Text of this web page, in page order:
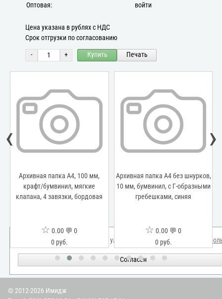
Оптовая:
войти
Цена указана в рублях с НДС
Срок отгрузки по согласованию
- + Купить Печать
Архивная папка А4, 100 мм,
крафт/бумвинил, мягкие
клапана, 4 завязки, бордовая
☆ 0.00 💬 0
0 руб.
Архивная папка А4 без шнурков,
10 мм, бумвинил, с Г-образными
гребешками, синяя
☆ 0.00 💬 0
0 руб.
‹ ›
Мы используем куки для улучшения вашего опыта. Узнать
Согласен
© 2012-2026 Имидж